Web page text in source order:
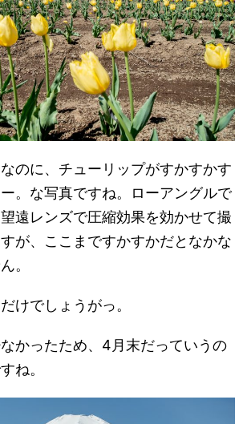
のに、チューリップがすかすかす
。な写真ですね。ローアングルで
遠レンズで圧縮効果を効かせて撮
が、ここまですかすかだとなかな
。
けでしょうがっ。
かったため、4月末だっていうの
ね。